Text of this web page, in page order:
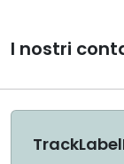
I nostri